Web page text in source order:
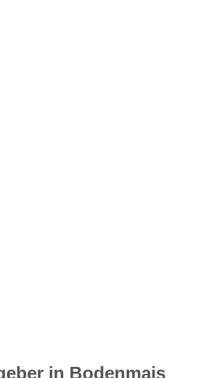
in Bodenmais